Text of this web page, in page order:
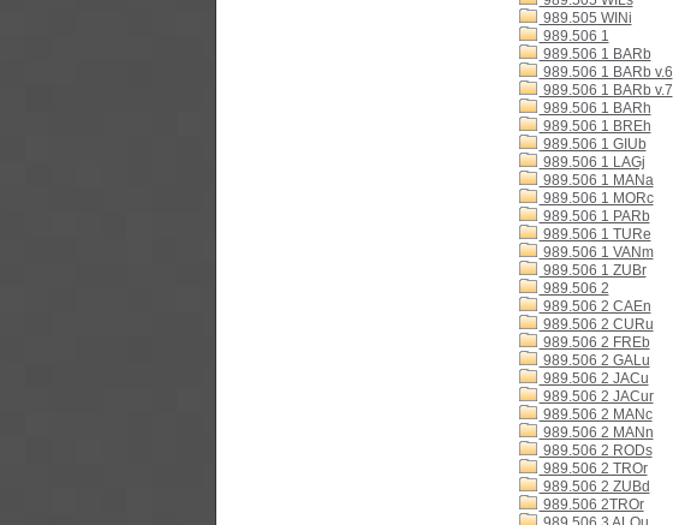
989.505 WINi
989.506 1
989.506 1 BARb
989.506 1 BARb v.6
989.506 1 BARb v.7
989.506 1 BARh
989.506 1 BREh
989.506 1 GIUb
989.506 1 LAGj
989.506 1 MANa
989.506 1 MORc
989.506 1 PARb
989.506 1 TURe
989.506 1 VANm
989.506 1 ZUBr
989.506 2
989.506 2 CAEn
989.506 2 CURu
989.506 2 FREb
989.506 2 GALu
989.506 2 JACu
989.506 2 JACur
989.506 2 MANc
989.506 2 MANn
989.506 2 RODs
989.506 2 TROr
989.506 2 ZUBd
989.506 2TROr